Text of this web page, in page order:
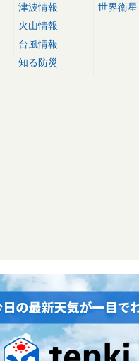
津波情報
火山情報
台風情報
知る防災
世界衛星